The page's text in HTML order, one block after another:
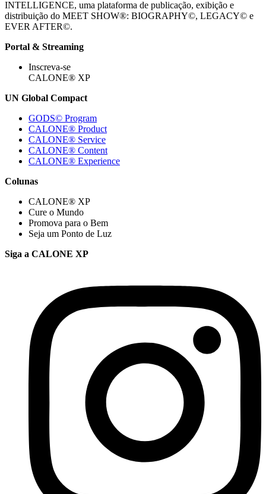
INTELLIGENCE, uma plataforma de publicação, exibição e
distribuição do MEET SHOW®: BIOGRAPHY©, LEGACY© e
EVER AFTER©.
Portal & Streaming
Inscreva-se
CALONE® XP
UN Global Compact
GODS© Program
CALONE® Product
CALONE® Service
CALONE® Content
CALONE® Experience
Colunas
CALONE® XP
Cure o Mundo
Promova para o Bem
Seja um Ponto de Luz
Siga a CALONE XP